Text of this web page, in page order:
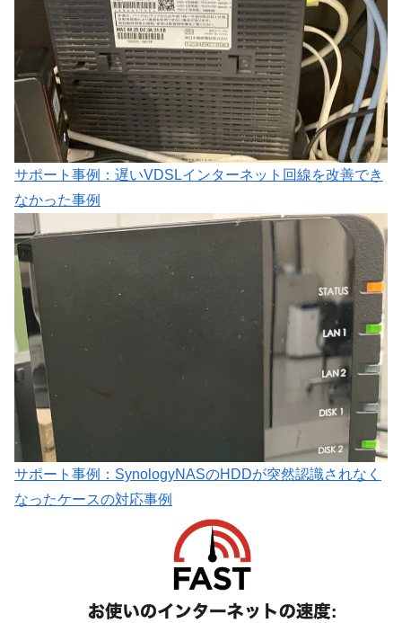
サポート事例：遅いVDSLインターネット回線を改善でき
なかった事例
サポート事例：SynologyNASのHDDが突然認識されなく
なったケースの対応事例